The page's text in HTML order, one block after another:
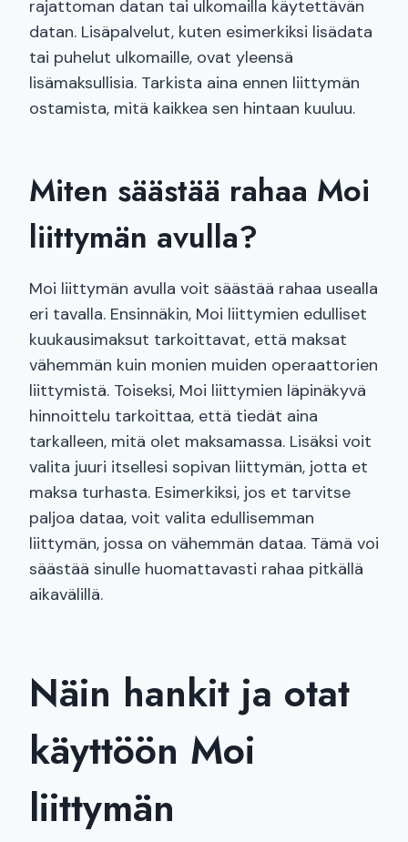
rajattoman datan tai ulkomailla käytettävän
datan. Lisäpalvelut, kuten esimerkiksi lisädata
tai puhelut ulkomaille, ovat yleensä
lisämaksullisia. Tarkista aina ennen liittymän
ostamista, mitä kaikkea sen hintaan kuuluu.
Miten säästää rahaa Moi
liittymän avulla?
Moi liittymän avulla voit säästää rahaa usealla
eri tavalla. Ensinnäkin, Moi liittymien edulliset
kuukausimaksut tarkoittavat, että maksat
vähemmän kuin monien muiden operaattorien
liittymistä. Toiseksi, Moi liittymien läpinäkyvä
hinnoittelu tarkoittaa, että tiedät aina
tarkalleen, mitä olet maksamassa. Lisäksi voit
valita juuri itsellesi sopivan liittymän, jotta et
maksa turhasta. Esimerkiksi, jos et tarvitse
paljoa dataa, voit valita edullisemman
liittymän, jossa on vähemmän dataa. Tämä voi
säästää sinulle huomattavasti rahaa pitkällä
aikavälillä.
Näin hankit ja otat
käyttöön Moi
liittymän